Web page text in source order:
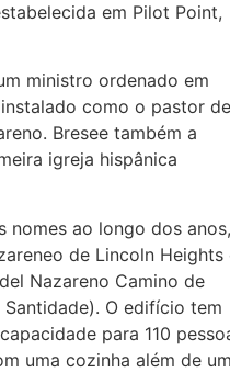
em Pilot Point,
ministro ordenado em
como o pastor de
Bresee também a
igreja hispânica
nomes ao longo dos anos,
de Lincoln Heights
Nazareno Camino de
O edifício tem
para 110
uma cozinha além de